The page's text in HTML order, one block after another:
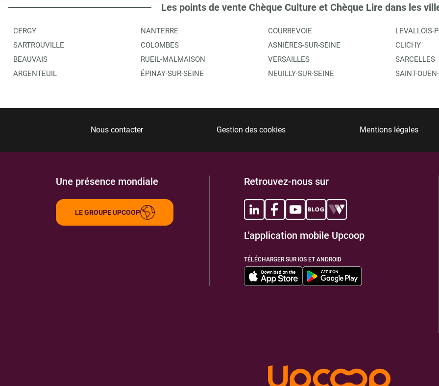
Les points de vente Chèque Culture et Chèque Lire dans les
CERGY
SARTROUVILLE
BEAUVAIS
ARGENTEUIL
NANTERRE
COLOMBES
RUEIL-MALMAISON
ÉPINAY-SUR-SEINE
COURBEVOIE
ASNIÈRES-SUR-SEINE
VERSAILLES
NEUILLY-SUR-SEINE
LEVALLOIS-
CLICHY
SARCELLES
SAINT-
Nous contacter Gestion des cookies Mentions légales
Une présence mondiale
LE GROUPE UPCOOP
Retrouvez-nous sur
L'application mobile Upcoop
TÉLÉCHARGER SUR IOS ET ANDROID